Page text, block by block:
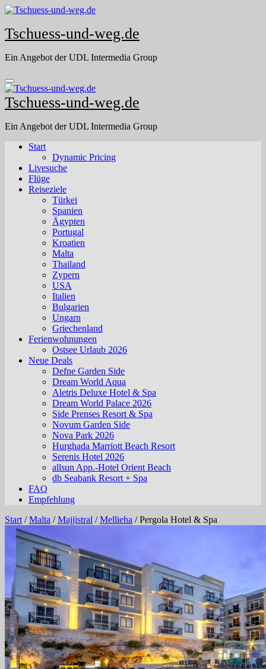
Skip
content
Tschuess-und-weg.de
Ein Angebot der UDL Intermedia Group
Tschuess-und-weg.de
Ein Angebot der UDL Intermedia Group
Start
Dynamic Pricing
Livesuche
Flüge
Reiseziele
Türkei
Spanien
Ägypten
Portugal
Kroatien
Malta
Thailand
Zypern
USA
Italien
Bulgarien
Ungarn
Griechenland
Ferienwohnungen
Ostsee Urlaub 2026
Neue Deals
Defne Garden Side
Dream World Aqua
Aletris Deluxe Hotel & Spa
Dream World Palace 2026
Side Prenses Resort & Spa
Novum Garden Side
Nova Park 2026
Hurghada Marriott Beach Resort
Serenis Hotel 2026
allsun App.-Hotel Orient Beach
db Seabank Resort + Spa
FAQ
Empfehlung
Start /Malta /Majjistral /Mellieha /Pergola Hotel & Spa